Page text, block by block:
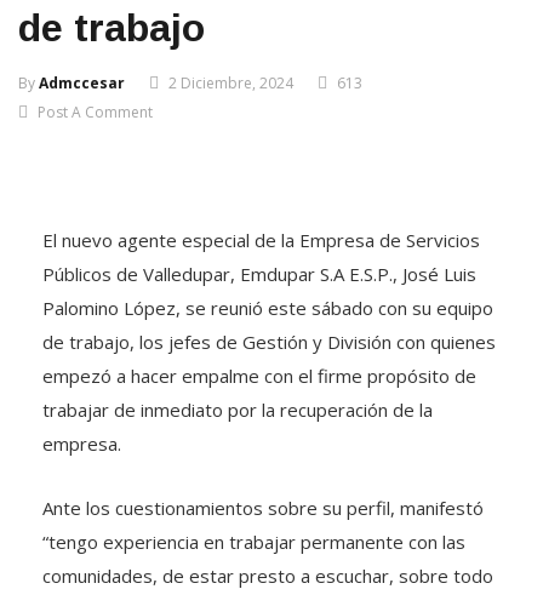
de trabajo
ByAdmccesar 2 Diciembre, 2024
613
Post A Comment
El nuevo agente especial de la Empresa de Servicios
Públicos de Valledupar, Emdupar S.A E.S.P., José Luis
Palomino López, se reunió este sábado con su equipo
de trabajo, los jefes de Gestión y División con quienes
empezó a hacer empalme con el firme propósito de
trabajar de inmediato por la recuperación de la
empresa.
Ante los cuestionamientos sobre su perfil, manifestó
“tengo experiencia en trabajar permanente con las
comunidades, de estar presto a escuchar, sobre todo